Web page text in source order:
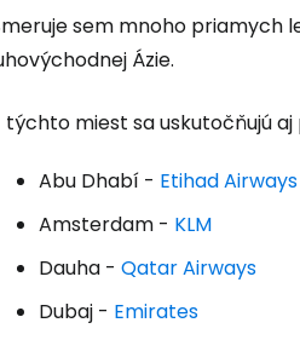
sem mnoho priamych
Ázie.
týchto miest sa uskutočňujú
Abu Dhabí - Etihad Airways
Amsterdam - KLM
Dauha - Qatar Airways
Dubaj - Emirates